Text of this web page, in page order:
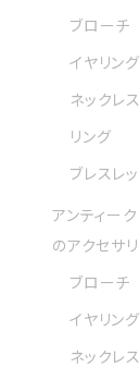
ブローチ
イヤリン
ネックレ
リング
ブレスレ
アンティー
のアクセサ
ブローチ
イヤリン
ネックレ